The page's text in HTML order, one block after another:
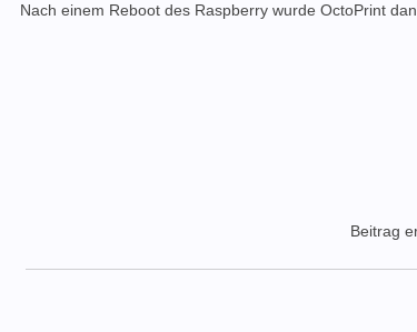
Nach einem Reboot des Raspberry wurde OctoPrint
Beitrag